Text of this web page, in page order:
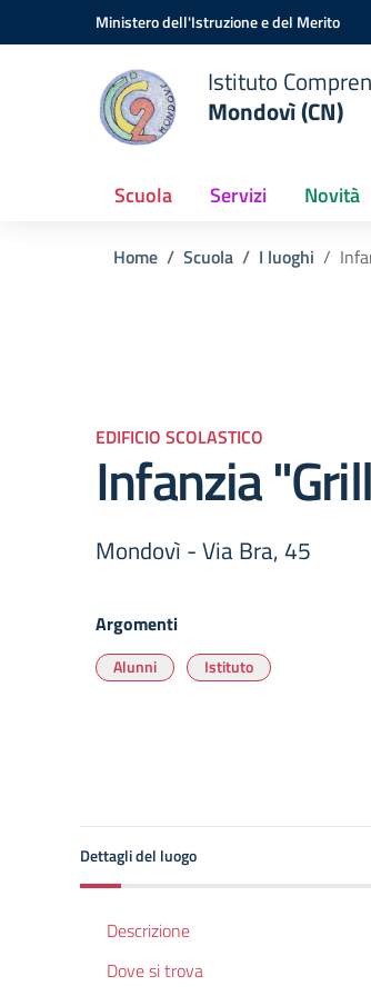
Vai ai contenuti
Vai al menu di navigazioneMinistero dell'Istruzione e del Merito
Istituto
Mondovì (CN)
Scuola Servizi Novità
Home Scuola I luoghi
EDIFICIO SCOLASTICO
Infanzia
Mondovì - Via Bra, 45
Argomenti
Alunni Istituto
Dettagli del luogo
Descrizione
Dove si trova